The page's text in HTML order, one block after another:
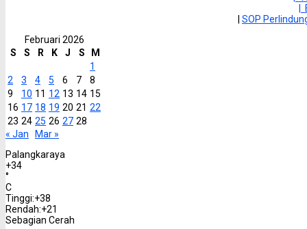
SOP
Februari 2026
S
S R K J S
M
1
2
3 4 5 6 7
8
9
10 11 12 13 14 15
16 17 18 19 20 21 22
23 24 25 26 27 28
« Jan
Mar »
Palangkaraya
+34
°
C
Tinggi:+38
Rendah:+21
Sebagian Cerah